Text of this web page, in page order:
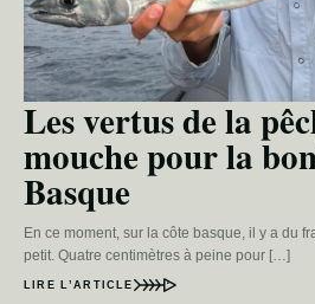
Les vertus de la
mouche pour la
Basque
En ce moment, sur la côte basque, il y a du
petit. Quatre centimètres à peine pour […]
LIRE L’ARTICLE